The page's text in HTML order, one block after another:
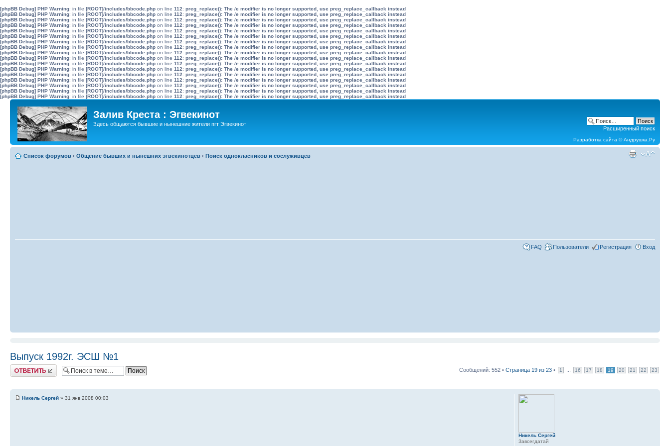
[phpBB Debug] PHP Warning: in file [ROOT]/includes/bbcode.php on line 112: preg_replace(): The /e modifier is no longer supported, use preg_replace_callback instead
[phpBB Debug] PHP Warning: in file [ROOT]/includes/bbcode.php on line 112: preg_replace(): The /e modifier is no longer supported, use preg_replace_callback instead
[phpBB Debug] PHP Warning: in file [ROOT]/includes/bbcode.php on line 112: preg_replace(): The /e modifier is no longer supported, use preg_replace_callback instead
[phpBB Debug] PHP Warning: in file [ROOT]/includes/bbcode.php on line 112: preg_replace(): The /e modifier is no longer supported, use preg_replace_callback instead
[phpBB Debug] PHP Warning: in file [ROOT]/includes/bbcode.php on line 112: preg_replace(): The /e modifier is no longer supported, use preg_replace_callback instead
[phpBB Debug] PHP Warning: in file [ROOT]/includes/bbcode.php on line 112: preg_replace(): The /e modifier is no longer supported, use preg_replace_callback instead
[phpBB Debug] PHP Warning: in file [ROOT]/includes/bbcode.php on line 112: preg_replace(): The /e modifier is no longer supported, use preg_replace_callback instead
[phpBB Debug] PHP Warning: in file [ROOT]/includes/bbcode.php on line 112: preg_replace(): The /e modifier is no longer supported, use preg_replace_callback instead
[phpBB Debug] PHP Warning: in file [ROOT]/includes/bbcode.php on line 112: preg_replace(): The /e modifier is no longer supported, use preg_replace_callback instead
[phpBB Debug] PHP Warning: in file [ROOT]/includes/bbcode.php on line 112: preg_replace(): The /e modifier is no longer supported, use preg_replace_callback instead
[phpBB Debug] PHP Warning: in file [ROOT]/includes/bbcode.php on line 112: preg_replace(): The /e modifier is no longer supported, use preg_replace_callback instead
[phpBB Debug] PHP Warning: in file [ROOT]/includes/bbcode.php on line 112: preg_replace(): The /e modifier is no longer supported, use preg_replace_callback instead
[phpBB Debug] PHP Warning: in file [ROOT]/includes/bbcode.php on line 112: preg_replace(): The /e modifier is no longer supported, use preg_replace_callback instead
[phpBB Debug] PHP Warning: in file [ROOT]/includes/bbcode.php on line 112: preg_replace(): The /e modifier is no longer supported, use preg_replace_callback instead
[phpBB Debug] PHP Warning: in file [ROOT]/includes/bbcode.php on line 112: preg_replace(): The /e modifier is no longer supported, use preg_replace_callback instead
[phpBB Debug] PHP Warning: in file [ROOT]/includes/bbcode.php on line 112: preg_replace(): The /e modifier is no longer supported, use preg_replace_callback instead
[phpBB Debug] PHP Warning: in file [ROOT]/includes/bbcode.php on line 112: preg_replace(): The /e modifier is no longer supported, use preg_replace_callback instead
Залив Креста : Эгвекинот
Здесь общаются бывшие и нынешние жители пгт Эгвекинот
Расширенный поиск
Разработка сайта ©Андрушка.Ру
Список форумов ‹ Общение бывших и нынешних эгвекинотцев ‹ Поиск однокласников и сослуживцев
FAQ Пользователи Регистрация Вход
Выпуск 1992г. ЭСШ №1
Ответить Сообщений: 552 • Страница 19 из 23 • 1 16 17 18 19 20 21 22 23
Никель Сергей » 31 янв 2008 00:03
Никель Сергей
Завсегдатай